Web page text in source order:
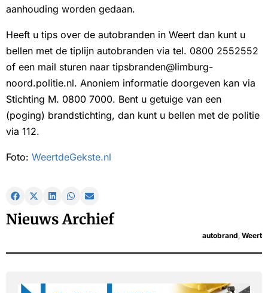
aanhouding worden gedaan.
Heeft u tips over de autobranden in Weert dan kunt u
bellen met de tiplijn autobranden via tel. 0800 2552552
of een mail sturen naar tipsbranden@limburg-
noord.politie.nl. Anoniem informatie doorgeven kan via
Stichting M. 0800 7000. Bent u getuige van een
(poging) brandstichting, dan kunt u bellen met de politie
via 112.
Foto: WeertdeGekste.nl
Nieuws Archief
autobrand, Weert